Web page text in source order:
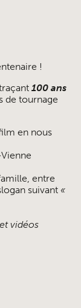
!
100 ans
de tournage
en nous
entre
suivant«
vidéos